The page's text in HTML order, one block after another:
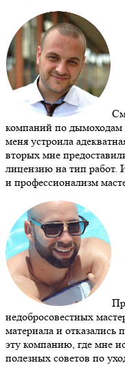
компаний по дымоходам
меня устроила
вторых мне
лицензию на тип работ.
и профессионализм
недобросовестных
материала и отказались
эту компанию, где мне
полезных советов по